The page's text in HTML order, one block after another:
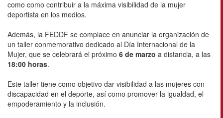
como como contribuir a la máxima visibilidad de la mujer
deportista en los medios.
Además, la FEDDF se complace en anunciar la organización de
un taller conmemorativo dedicado al Día Internacional de la
Mujer, que se celebrará el próximo 6 de marzo a distancia, a las
18:00 horas.
Este taller tiene como objetivo dar visibilidad a las mujeres con
discapacidad en el deporte, así como promover la igualdad, el
empoderamiento y la inclusión.